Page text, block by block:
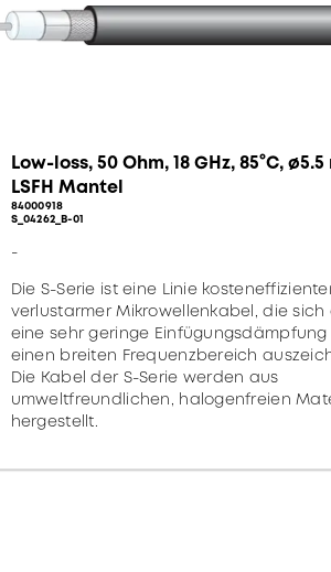
Low-loss, 50 Ohm, 18 GHz, 85°C, ø5.5
LSFH Mantel
84000918
S_04262_B-01
-
Die S-Serie ist eine Linie
verlustarmer Mikrowellenkabel, die sich
eine sehr geringe
einen breiten Frequenzbereich
Die Kabel der S-Serie werden aus
umweltfreundlichen, halogenfreien
hergestellt.